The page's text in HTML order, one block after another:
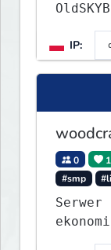
IP:
0 1
#smp
1.8 -